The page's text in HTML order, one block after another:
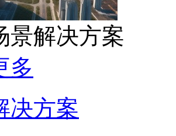
景解决方案
多
决方案